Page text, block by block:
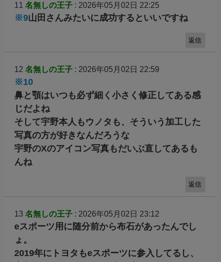
11 名無しの王子: 2026年05月02日 22:25
※9山田さんみたいに成功するといいですね
返信
12 名無しの王子: 2026年05月02日 22:59
※10
鼻と顎はいつも必ず細く小さく修正してある感
じだよね
そして宇野本人もウノタも、そういう加工した
写真の方が好きなんだろうな
宇野のXのアイコン写真もだいぶ直してあるも
んね
返信
13 名無しの王子: 2026年05月02日 23:12
eスポーツ用に随分前から布石があったんでし
ょ。
2019年にトヨタもeスポーツに参入してるし、